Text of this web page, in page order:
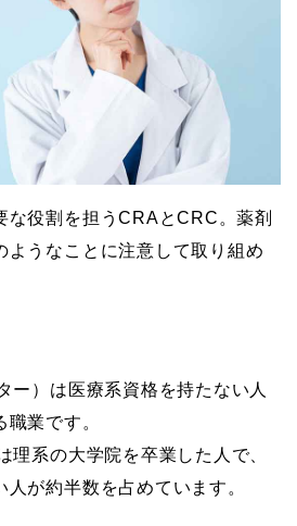
な役割を担うCRAとCRC。薬剤
ようなことに注意して取り組め
ー）は医療系資格を持たない人
業です。
理系の大学院を卒業した人で、
が約半数を占めています。